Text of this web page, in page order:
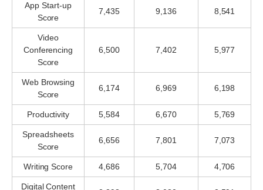
App Start-up
Score
7,435 9,136 8,541
Video
Conferencing
Score
6,500 7,402 5,977
Web Browsing
Score
6,174 6,969 6,198
Productivity 5,584 6,670 5,769
Spreadsheets
Score
6,656 7,801 7,073
Writing Score 4,686 5,704 4,706
Digital Content